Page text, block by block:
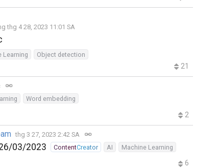
thg 4 28, 2023 11:01 SA
Learning Object detection
21
Word embedding
2
thg 3 27, 2023 2:42 SA
03/2023 ContentCreator AI Machine Learning
6